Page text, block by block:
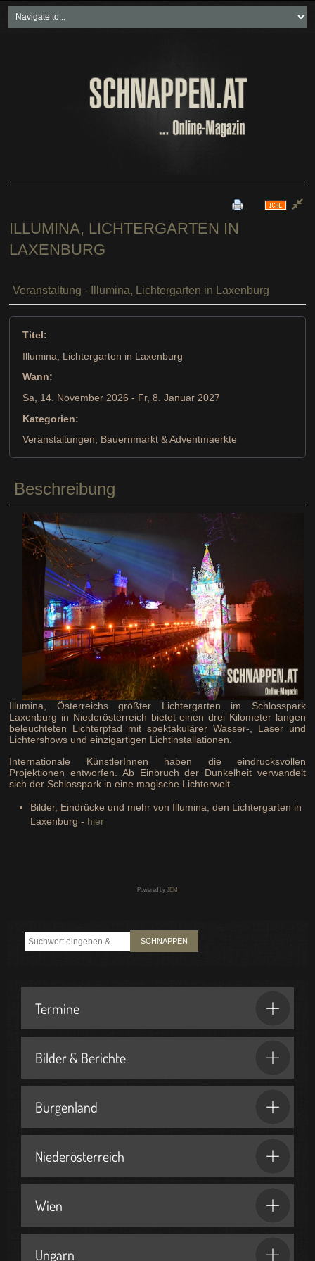
Neueste Beiträge
Soziales & Projekte
ILLUMINA, LICHTERGARTEN IN
LAXENBURG
Veranstaltung - Illumina, Lichtergarten in Laxenburg
Titel:
Illumina, Lichtergarten in Laxenburg
Wann:
Sa, 14. November 2026 - Fr, 8. Januar 2027
Kategorien:
Veranstaltungen, Bauernmarkt & Adventmaerkte
Beschreibung
Illumina, Österreichs größter Lichtergarten im Schlosspark
Laxenburg in Niederösterreich bietet einen drei Kilometer langen
beleuchteten Lichterpfad mit spektakulärer Wasser-, Laser und
Lichtershows und einzigartigen Lichtinstallationen.
Internationale KünstlerInnen haben die eindrucksvollen
Projektionen entworfen. Ab Einbruch der Dunkelheit verwandelt
sich der Schlosspark in eine magische Lichterwelt.
Bilder, Eindrücke und mehr von Illumina, den Lichtergarten in
Laxenburg - hier
Powered by JEM
SCHNAPPEN
Termine
Bilder & Berichte
Burgenland
Niederösterreich
Wien
Ungarn